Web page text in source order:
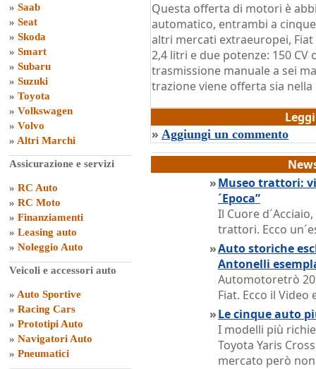
» Saab
» Seat
» Skoda
» Smart
» Subaru
» Suzuki
» Toyota
» Volkswagen
» Volvo
» Altri Marchi
Assicurazione e servizi
» RC Auto
» RC Moto
» Finanziamenti
» Leasing auto
» Noleggio Auto
Veicoli e accessori auto
» Auto Sportive
» Racing Cars
» Prototipi Auto
» Navigatori Auto
» Pneumatici
Questa offerta di motori è
automatico, entrambi a
altri mercati extraeuropei,
2,4 litri e due potenze: 150 CV
trasmissione manuale a sei
trazione viene offerta sia
» Aggiungi un commento
»Museo trattori:
´Epoca”
Il Cuore
trattori. Ecco
»Auto storiche
Antonelli
Automotoretrò
Fiat. Ecco il
»Le cinque auto
I modelli più
Toyota Yaris
mercato però